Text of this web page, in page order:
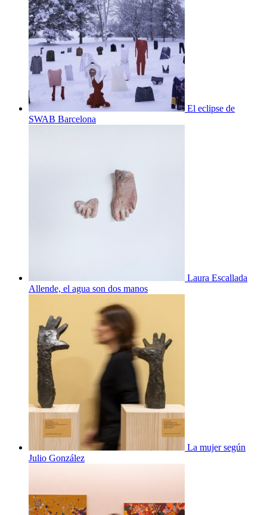
El eclipse de
SWAB Barcelona
Laura Escallada
Allende, el agua son dos manos
La mujer según
Julio González